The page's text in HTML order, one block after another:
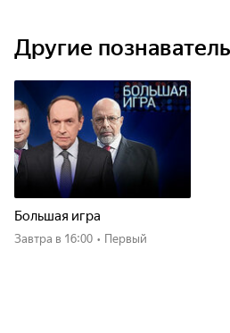
Другие
Большая игра
Завтра в 16:00 • Первый